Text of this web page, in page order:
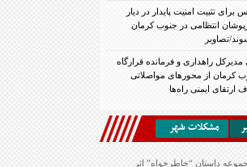
برای تثبیت امنیت پایدار در دیار
انتظامی در جنوب کرمان
تصاویر
مدیرکل راهداری و فرمانده قرارگاه
کرمان از محورهای مواصلاتی
ارتقای ایمنی راه‌ها
مشكلات شهر
داستان “خاطرخواه” اثر